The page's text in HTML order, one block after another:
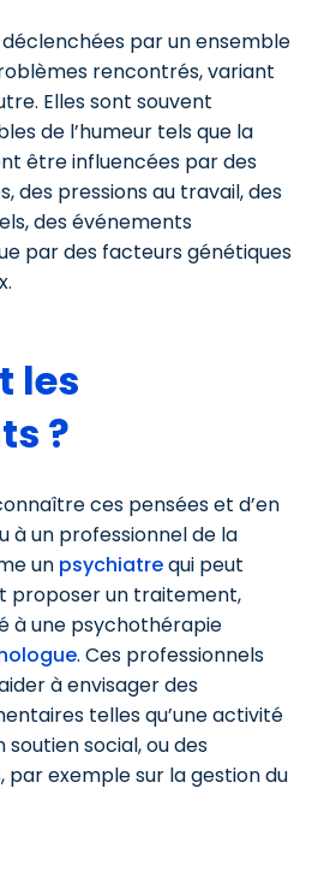
déclenchées par un ensemble
rencontrés, variant
Elles sont souvent
de l’humeur tels que la
être influencées par des
des pressions au travail, des
des événements
par des facteurs génétiques
les
?
ces pensées et d’en
à un professionnel de la
un psychiatrequi peut
proposer un traitement,
à une psychothérapie
. Ces professionnels
à envisager des
telles qu’une activité
social, ou des
exemple sur la gestion du